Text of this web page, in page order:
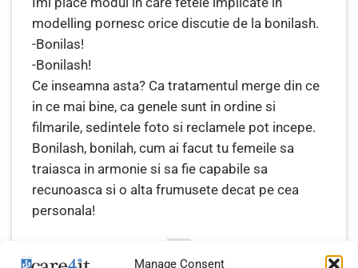
Manage Consent
modelling pornesc orice discutie de la bonilash.
-Bonilas!
-Bonilash!
Ce inseamna asta? Ca tratamentul merge din ce
in ce mai bine, ca genele sunt in ordine si
filmarile, sedintele foto si reclamele pot incepe.
Bonilash, bonilah, cum ai facut tu femeile sa
traiasca in armonie si sa fie capabile sa
recunoasca si o alta frumusete decat pe cea
personala!